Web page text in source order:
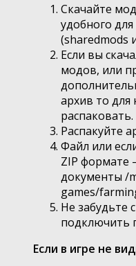
Скачайте
удобного
(sharedmods
Если вы
модов, или
архив то для
распаковать.
Распакуйте
Файл или
ZIP формате
документы /
games/
Не забудьте
подключить
Если в игре не